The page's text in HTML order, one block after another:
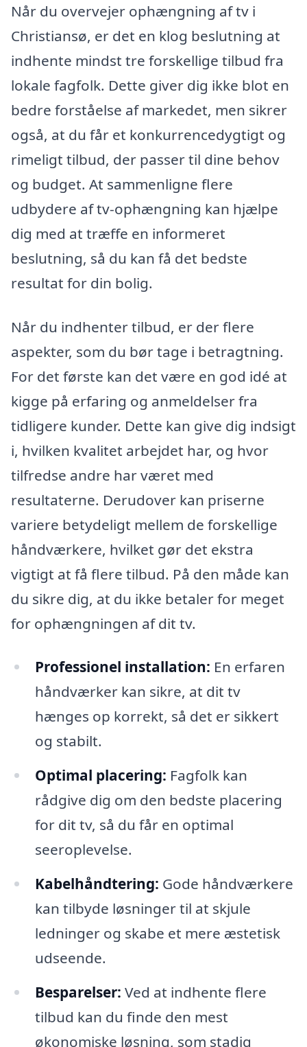
Når du overvejer ophængning af tv i
Christiansø, er det en klog beslutning at
indhente mindst tre forskellige tilbud fra
lokale fagfolk. Dette giver dig ikke blot en
bedre forståelse af markedet, men sikrer
også, at du får et konkurrencedygtigt og
rimeligt tilbud, der passer til dine behov
og budget. At sammenligne flere
udbydere af tv-ophængning kan hjælpe
dig med at træffe en informeret
beslutning, så du kan få det bedste
resultat for din bolig.
Når du indhenter tilbud, er der flere
aspekter, som du bør tage i betragtning.
For det første kan det være en god idé at
kigge på erfaring og anmeldelser fra
tidligere kunder. Dette kan give dig indsigt
i, hvilken kvalitet arbejdet har, og hvor
tilfredse andre har været med
resultaterne. Derudover kan priserne
variere betydeligt mellem de forskellige
håndværkere, hvilket gør det ekstra
vigtigt at få flere tilbud. På den måde kan
du sikre dig, at du ikke betaler for meget
for ophængningen af dit tv.
Professionel installation: En erfaren
håndværker kan sikre, at dit tv
hænges op korrekt, så det er sikkert
og stabilt.
Optimal placering: Fagfolk kan
rådgive dig om den bedste placering
for dit tv, så du får en optimal
seeroplevelse.
Kabelhåndtering: Gode håndværkere
kan tilbyde løsninger til at skjule
ledninger og skabe et mere æstetisk
udseende.
Besparelser: Ved at indhente flere
tilbud kan du finde den mest
økonomiske løsning, som stadig